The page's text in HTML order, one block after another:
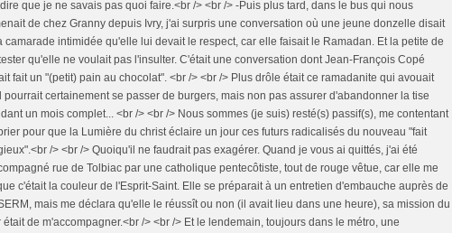
que je ne savais pas quoi faire.<br /> <br /> -Puis plus tard, dans le bus qui nous
de chez Granny depuis Ivry, j'ai surpris une conversation où une jeune donzelle disait
camarade intimidée qu'elle lui devait le respect, car elle faisait le Ramadan. Et la petite de
qu'elle ne voulait pas l'insulter. C'était une conversation dont Jean-François Copé
fait un "(petit) pain au chocolat". <br /> <br /> Plus drôle était ce ramadanite qui avouait
pourrait certainement se passer de burgers, mais non pas assurer d'abandonner la tise
un mois complet... <br /> <br /> Nous sommes (je suis) resté(s) passif(s), me contentant
pour que la Lumière du christ éclaire un jour ces futurs radicalisés du nouveau "fait
/> <br /> Quoiqu'il ne faudrait pas exagérer. Quand je vous ai quittés, j'ai été
rue de Tolbiac par une catholique pentecôtiste, tout de rouge vêtue, car elle me
c'était la couleur de l'Esprit-Saint. Elle se préparait à un entretien d'embauche auprès de
mais me déclara qu'elle le réussît ou non (il avait lieu dans une heure), sa mission du
était de m'accompagner.<br /> <br /> Et le lendemain, toujours dans le métro, une